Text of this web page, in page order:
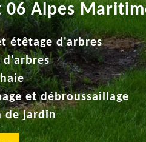
06 Alpes
étêtage d'arbres
d'arbres
et débroussaillage
de jardin